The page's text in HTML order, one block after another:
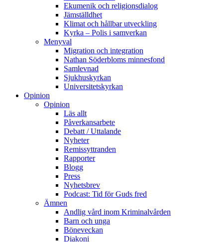
Ekumenik och religionsdialog
Jämställdhet
Klimat och hållbar utveckling
Kyrka – Polis i samverkan
Menyval
Migration och integration
Nathan Söderbloms minnesfond
Samlevnad
Sjukhuskyrkan
Universitetskyrkan
Opinion
Opinion
Läs allt
Påverkansarbete
Debatt / Uttalande
Nyheter
Remissyttranden
Rapporter
Blogg
Press
Nyhetsbrev
Podcast: Tid för Guds fred
Ämnen
Andlig vård inom Kriminalvården
Barn och unga
Böneveckan
Diakoni